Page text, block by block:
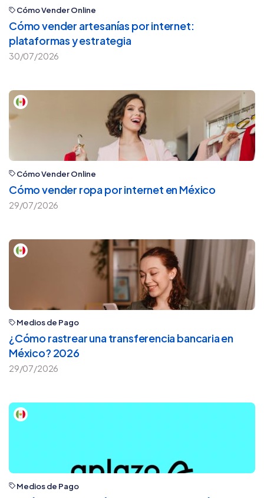
Cómo Vender Online
Cómo vender artesanías por internet:
plataformas y estrategia
30/07/2026
Cómo Vender Online
Cómo vender ropa por internet en México
29/07/2026
Medios de Pago
¿Cómo rastrear una transferencia bancaria en
México? 2026
29/07/2026
Medios de Pago